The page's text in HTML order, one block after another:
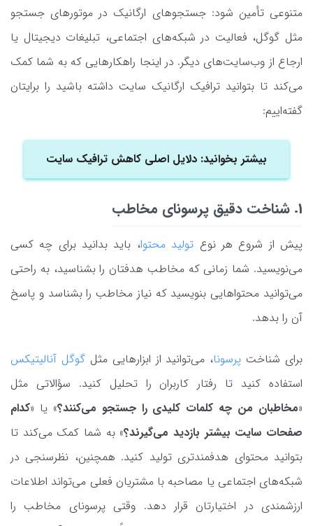
متنوعی تأمین شود: جستجوهای ارگانیک در موتورهای جستجو
مثل گوگل، فعالیت در شبکه‌های اجتماعی، تبلیغات دیجیتال یا
ارجاع از وب‌سایت‌های دیگر. در اینجا راهکارهایی که به شما کمک
می‌کند تا بتوانید ترافیک ارگانیک سایت داشته باشید را برایتان
گفته‌اییم:
بیشتر بخوانید: دلایل اصلی کاهش ترافیک سایت
1. شناخت دقیق پرسونای مخاطب
پیش از شروع هر نوع تولید محتوا، باید بدانید برای چه کسی
می‌نویسید. شما زمانی که مخاطب هدفتان را بشناسید، به راحتی
می‌توانید محتواهایی بنویسید که نیاز مخاطب را بشناسد و پاسخ
آن را بدهد.
برای شناخت پرسونا، می‌توانید از ابزارهایی مثلگوگل آنالیتیکس
استفاده کنید تا رفتار کاربران را تحلیل کنید. سؤالاتی مثل
«مخاطبان من چه کلمات کلیدی را جستجو می‌کنند؟» یا «کدام
صفحات سایت بیشتر بازدید می‌گیرند؟» به شما کمک می‌کند تا
بتوانید محتوای هدفمندتری تولید کنید. همچنین، نظرسنجی در
شبکه‌های اجتماعی یا مصاحبه با مشتریان فعلی می‌تواند اطلاعات
ارزشمندی در اختیارتان قرار دهد. وقتی پرسونای مخاطب را